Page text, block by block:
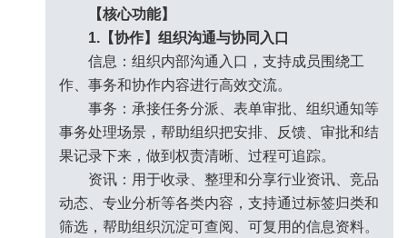
【核心功能】
1.【协作】组织沟通与协同入口
信息：组织内部沟通入口，支持成员围绕工
作、事务和协作内容进行高效交流。
事务：承接任务分派、表单审批、组织通知等
事务处理场景，帮助组织把安排、反馈、审批和结
果记录下来，做到权责清晰、过程可追踪。
资讯：用于收录、整理和分享行业资讯、竞品
动态、专业分析等各类内容，支持通过标签归类和
筛选，帮助组织沉淀可查阅、可复用的信息资料。